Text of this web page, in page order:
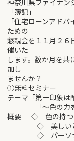
神奈川県ファイナン
「簿記」
「住宅ローンアド
ための
懇親会を１１月２６
催いた
します。数か月を
加し
ませんか？
①無料セミナー
テーマ「第一印象
「～色の力を
概要 ◇ 色の持つ
◇ 美しいと感
◇ パーソナル